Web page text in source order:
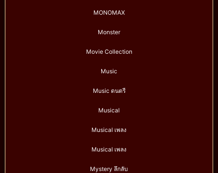
MONOMAX
Monster
Movie Collection
Music
Music ดนตรี
Musical
Musical เพลง
Musical เพลง
Mystery ลึกลับ